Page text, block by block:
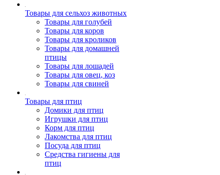
Товары для сельхоз животных
Товары для голубей
Товары для коров
Товары для кроликов
Товары для домашней
птицы
Товары для лошадей
Товары для овец, коз
Товары для свиней
Товары для птиц
Домики для птиц
Игрушки для птиц
Корм для птиц
Лакомства для птиц
Посуда для птиц
Средства гигиены для
птиц